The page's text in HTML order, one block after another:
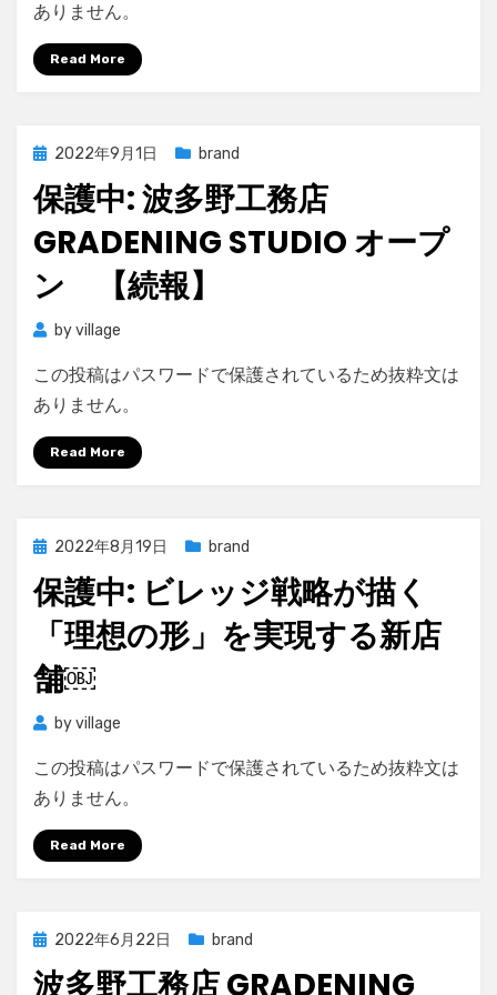
ありません。
Read More
Posted
2022年9月1日 brand
保護中: 波多野工務店
GRADENING STUDIO オープ
ン 【続報】
byvillage
この投稿はパスワードで保護されているため抜粋文は
ありません。
Read More
Posted
2022年8月19日 brand
保護中: ビレッジ戦略が描く
「理想の形」を実現する新店
舗￼
byvillage
この投稿はパスワードで保護されているため抜粋文は
ありません。
Read More
Posted
2022年6月22日 brand
波多野工務店 GRADENING